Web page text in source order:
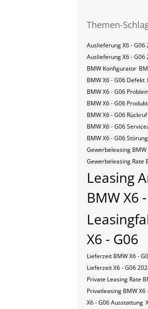
Themen-
Auslieferung X6 - G06
Auslieferung X6 - G06
BMW Konfigurator
BMW X6 - G06 Defekt
BMW X6 - G06
BMW X6 - G06
BMW X6 - G06 Rückruf
BMW X6 - G06
BMW X6 - G06 Störung
Gewerbeleasing BMW
Gewerbeleasing Rate
Leasing
BMW X6
X6 - G06
Lieferzeit BMW X6 -
Lieferzeit X6 - G06
Private Leasing Rate
Privatleasing BMW X6
X6 - G06 Ausstattung